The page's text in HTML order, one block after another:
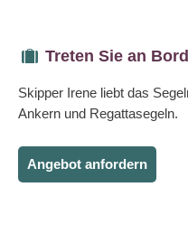
Treten Sie an Bord
Skipper Irene liebt das
Ankern und Regattasegeln.
Angebot anfordern